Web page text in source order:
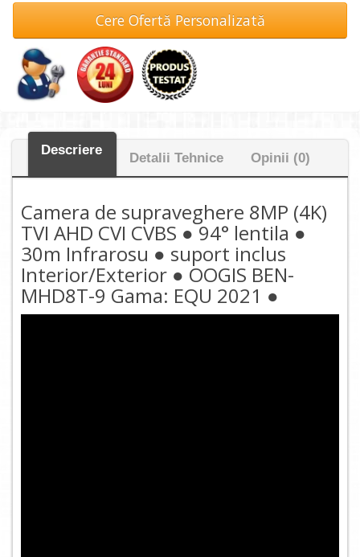
Cere Ofertă Personalizată
Descriere
Detalii Tehnice Opinii (0)
Camera de supraveghere 8MP (4K)
TVI AHD CVI CVBS ● 94° lentila ●
30m Infrarosu ● suport inclus
Interior/Exterior ● OOGIS BEN-
MHD8T-9 Gama: EQU 2021 ●